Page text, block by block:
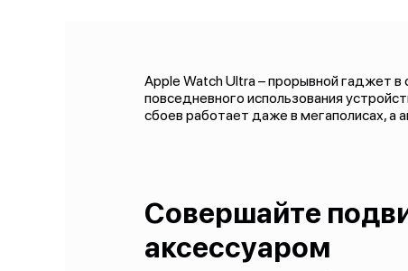
Apple Watch Ultra – прорывной гаджет
повседневного использования
сбоев работает даже в мегаполисах, а
Совершайте
аксессуаром